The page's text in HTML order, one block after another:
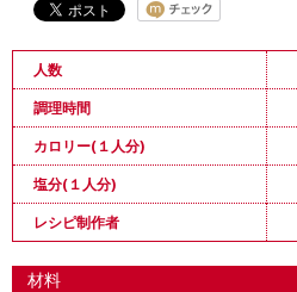
人数
調理時間
カロリー(１人分)
塩分(１人分)
レシピ制作者
材料